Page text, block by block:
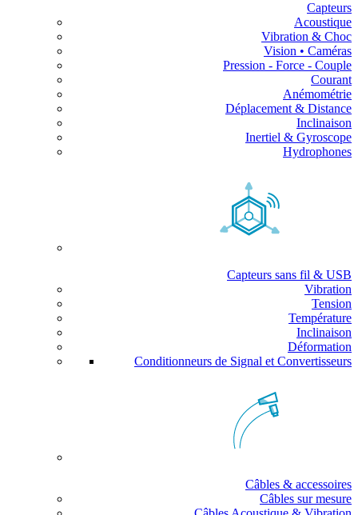
Capteurs
Acoustique
Vibration & Choc
Vision • Caméras
Pression - Force - Couple
Courant
Anémométrie
Déplacement & Distance
Inclinaison
Inertiel & Gyroscope
Hydrophones
Capteurs sans fil & USB
Vibration
Tension
Température
Inclinaison
Déformation
Conditionneurs de Signal et Convertisseurs
Câbles & accessoires
Câbles sur mesure